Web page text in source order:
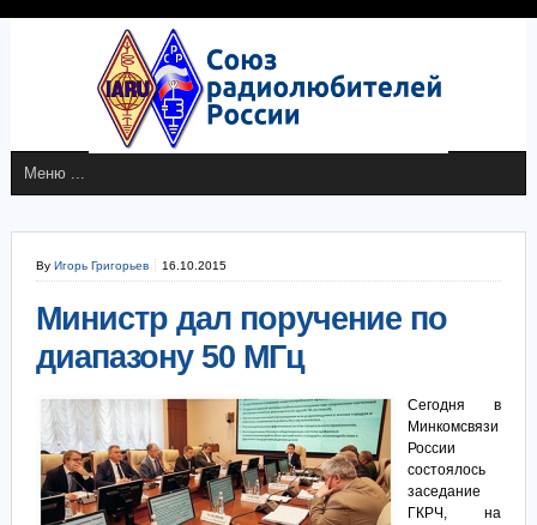
By Игорь Григорьев 16.10.2015
Министр дал поручение по
диапазону 50 МГц
Сегодня в
Минкомсвязи
России
состоялось
заседание
ГКРЧ, на